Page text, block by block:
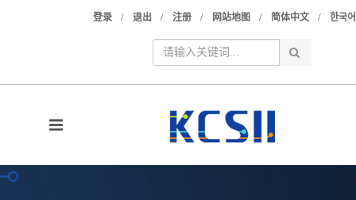
登录 / 退出 / 注册 / 网站地图 / 简体中文 / 한국어